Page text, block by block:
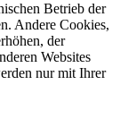
Betrieb der
Andere Cookies,
der
Websites
nur mit Ihrer